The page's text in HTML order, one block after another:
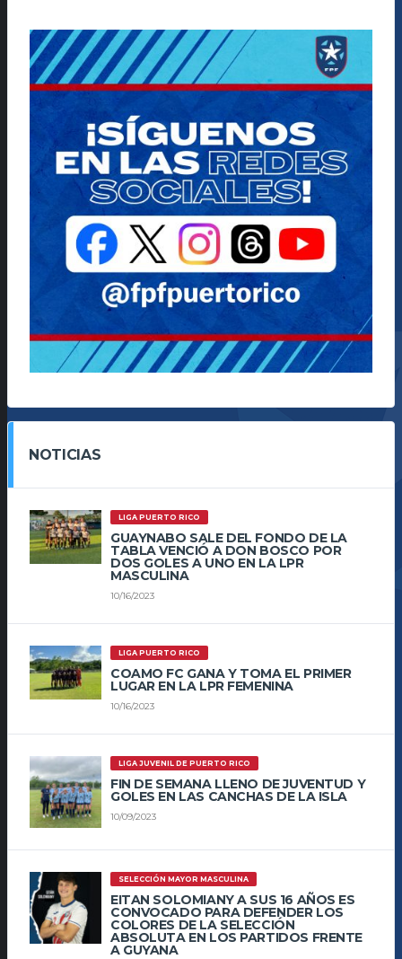
NOTICIAS
LIGA PUERTO RICO
GUAYNABO SALE DEL FONDO DE LA
TABLA VENCIÓ A DON BOSCO POR
DOS GOLES A UNO EN LA LPR
MASCULINA
10/16/2023
LIGA PUERTO RICO
COAMO FC GANA Y TOMA EL PRIMER
LUGAR EN LA LPR FEMENINA
10/16/2023
LIGA JUVENIL DE PUERTO RICO
FIN DE SEMANA LLENO DE JUVENTUD Y
GOLES EN LAS CANCHAS DE LA ISLA
10/09/2023
SELECCIÓN MAYOR MASCULINA
EITAN SOLOMIANY A SUS 16 AÑOS ES
CONVOCADO PARA DEFENDER LOS
COLORES DE LA SELECCIÓN
ABSOLUTA EN LOS PARTIDOS FRENTE
A GUYANA